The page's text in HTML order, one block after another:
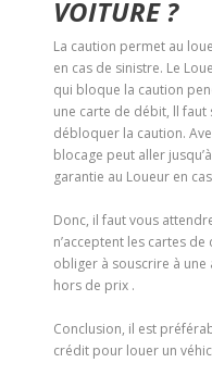
VOITURE ?
La caution permet au
en cas de sinistre. Le
qui bloque la caution
une carte de débit, ll
débloquer la caution.
blocage peut aller
garantie au Loueur en
Donc, il faut vous
n’acceptent les cartes
obliger à souscrire à
hors de prix .
Conclusion, il est
crédit pour louer un